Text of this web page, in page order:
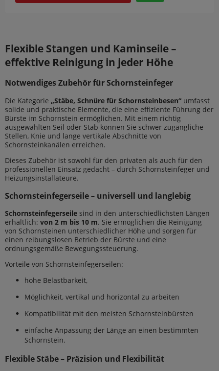
Flexible Stangen und Kaminseile –
effektive Reinigung in jeder Höhe
Notwendiges Zubehör für Schornsteinfeger
Die Kategorie „Stäbe, Schnüre für Schornsteinbesen“ umfasst
solide und praktische Elemente, die eine effiziente Führung der
Bürste im Schornstein ermöglichen. Mit einem richtig
ausgewählten Seil oder Stab können Sie schwer zugängliche
Stellen, Knie und lange vertikale Abschnitte von
Schornsteinkanälen erreichen.
Dieses Zubehör ist sowohl für den privaten als auch für den
professionellen Einsatz gedacht – durch Schornsteinfeger und
Heizungsinstallateure.
Schornsteinfegerseile – universell und langlebig
Schornsteinfegerseile sind in den unterschiedlichsten Längen
erhältlich: von 2 m bis 10 m. Sie ermöglichen die Reinigung
von Schornsteinen unterschiedlicher Höhe und sorgen für
einen reibungslosen Betrieb der Bürste und eine
ordnungsgemäße Bewegungssteuerung.
Vorteile von Schornsteinfegerseilen:
hohe Belastbarkeit,
Möglichkeit, vertikal und horizontal zu arbeiten
Kompatibilität mit den meisten Schornsteinbürsten
einfache Anpassung der Länge an einen bestimmten
Schornstein.
Flexible Stäbe – Präzision und Flexibilität